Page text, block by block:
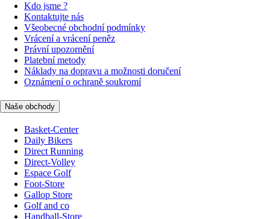
Kdo jsme ?
Kontaktujte nás
Všeobecné obchodní podmínky
Vrácení a vrácení peněz
Právní upozornění
Platební metody
Náklady na dopravu a možnosti doručení
Oznámení o ochraně soukromí
Naše obchody
Basket-Center
Daily Bikers
Direct Running
Direct-Volley
Espace Golf
Foot-Store
Gallop Store
Golf and co
Handball-Store